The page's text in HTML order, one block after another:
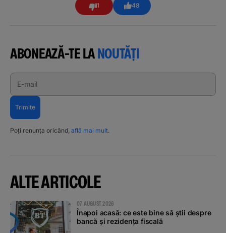
1 48
ABONEAZĂ-TE LANOUTĂȚI
E-mail
Trimite
Poți renunța oricând, află mai mult.
ALTE ARTICOLE
07 AUGUST 2026
Înapoi acasă: ce este bine să știi despre
bancă și rezidența fiscală